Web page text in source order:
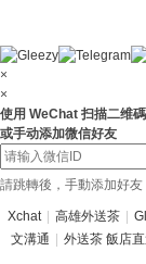
×
×
使用 WeChat 扫描二维碼
或手动添加微信好友
請跳轉後，手動添加好友
Xchat 高雄外送茶
文溝通
外送茶 飯店